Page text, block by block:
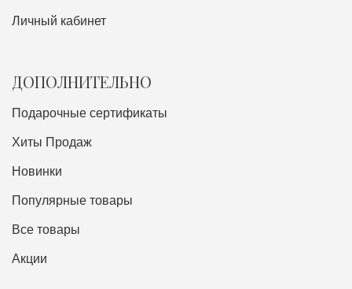
Личный кабинет
ДОПОЛНИТЕЛЬНО
Подарочные сертификаты
Хиты Продаж
Новинки
Популярные товары
Все товары
Акции